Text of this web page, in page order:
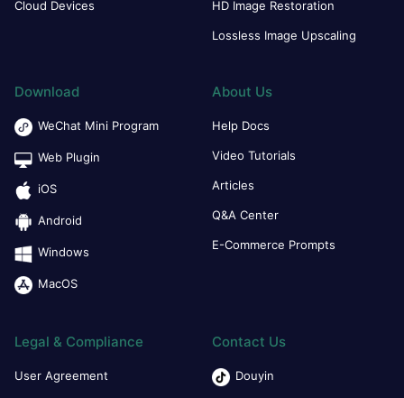
Cloud Devices HD Image Restoration
Lossless Image Upscaling
Download
WeChat Mini Program
Web Plugin
iOS
Android
Windows
MacOS
About Us
Help Docs
Video Tutorials
Articles
Q&A Center
E-Commerce Prompts
Legal & Compliance
User Agreement
Contact Us
Douyin